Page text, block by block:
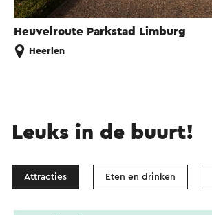
Heuvelroute Parkstad Limburg
Heerlen
Leuks in de buurt!
Attracties Eten en drinken